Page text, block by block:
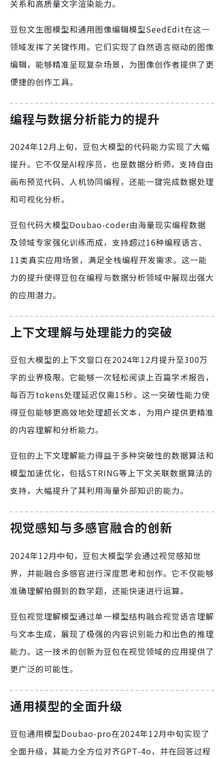
关系和高质量文字渲染能力。
豆包文生图模型和通用图像编辑模型SeedEdit在这一
领域发挥了关键作用。它们实现了自然语言驱动的图像
编辑，能够精准呈现复杂场景，为图像创作者提供了更
便捷的创作工具。
编程与数据分析能力的提升
2024年12月上旬，豆包大模型的代码能力实现了大幅
提升。它不仅是AI程序员，也是数据分析师，支持自由
画布预览代码、人机协同编程，还能一键完成数据处理
和可视化分析。
豆包代码大模型Doubao-coder由海量现实编程数据
及领域专家强化训练而成，支持超过16种编程语言、
11类真实应用场景，满足全栈编程开发需求。这一能
力的提升使得豆包在编程与数据分析领域中展现出强大
的应用潜力。
上下文理解与处理能力的突破
豆包大模型的上下文窗口在2024年12月提升至300万
字的业界极限。它能够一次轻松阅读上百篇学术报告，
每百万tokens处理延迟仅需15秒。这一突破性能力使
得豆包能够更高效地处理超长文本，为用户提供更精准
的内容理解和分析能力。
豆包的上下文理解能力得益于多种突破性的数据算法和
模型加速优化，包括STRING等上下文关联数据算法的
支持，大幅提升了其利用海量外部知识的能力。
视觉感知与多感官融合的创新
2024年12月中旬，豆包大模型学会通过视觉感知世
界，并能融合多感官进行深度思考和创作。它不仅能够
准确理解拍摄到的数学题，还能快速进行运算。
豆包视觉理解模型通过单一模型结构融合视觉语言理解
与文本生成，展现了极强的内容识别能力和出色的推理
能力。这一技术的创新为豆包在视觉领域的应用提供了
更广泛的可能性。
通用模型的全面升级
豆包通用模型Doubao-pro在2024年12月中旬实现了
全面升级，其能力全方位对齐GPT-4o，并在回答过程